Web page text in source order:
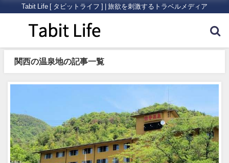
Tabit Life [ タビットライフ ] | 旅欲を刺激するトラベルメディア
関西の温泉地の記事一覧